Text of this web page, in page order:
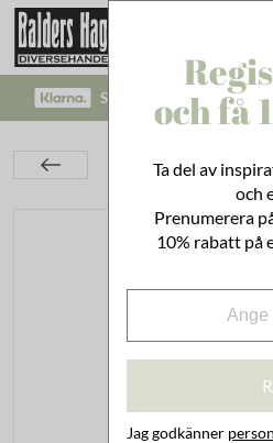
SÄKRA BETALNINGAR
Ljuslykta Axel LED Grön
och få
Ta del av
och
Prenumerera
10% rabatt på
Jag godkänner